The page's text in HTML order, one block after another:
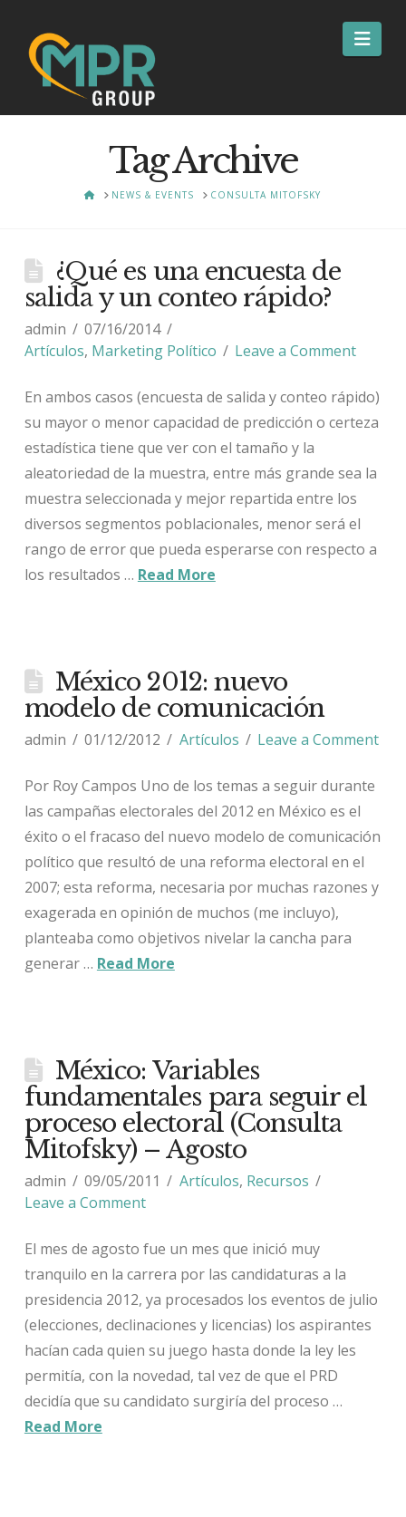
Tag Archive
HOMENEWS & EVENTS CONSULTA MITOFSKY
¿Qué es una encuesta de
salida y un conteo rápido?
admin
07/16/2014
Artículos, Marketing Político Leave a Comment
En ambos casos (encuesta de salida y conteo rápido)
su mayor o menor capacidad de predicción o certeza
estadística tiene que ver con el tamaño y la
aleatoriedad de la muestra, entre más grande sea la
muestra seleccionada y mejor repartida entre los
diversos segmentos poblacionales, menor será el
rango de error que pueda esperarse con respecto a
los resultados … Read More
México 2012: nuevo
modelo de comunicación
admin 01/12/2012 Artículos Leave a Comment
Por Roy Campos Uno de los temas a seguir durante
las campañas electorales del 2012 en México es el
éxito o el fracaso del nuevo modelo de comunicación
político que resultó de una reforma electoral en el
2007; esta reforma, necesaria por muchas razones y
exagerada en opinión de muchos (me incluyo),
planteaba como objetivos nivelar la cancha para
generar … Read More
México: Variables
fundamentales para seguir el
proceso electoral (Consulta
Mitofsky) – Agosto
admin 09/05/2011 Artículos, Recursos
Leave a Comment
El mes de agosto fue un mes que inició muy
tranquilo en la carrera por las candidaturas a la
presidencia 2012, ya procesados los eventos de julio
(elecciones, declinaciones y licencias) los aspirantes
hacían cada quien su juego hasta donde la ley les
permitía, con la novedad, tal vez de que el PRD
decidía que su candidato surgiría del proceso …
Read More